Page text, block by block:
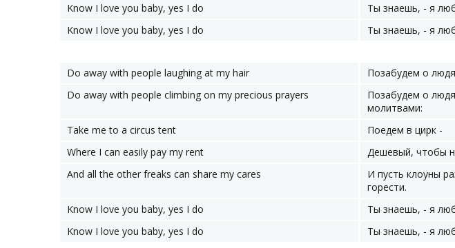
Know I love you baby, yes I do
Ты знаешь, - я
Know I love you baby, yes I do
Ты знаешь, - я
Do away with people laughing at my hair
Позабудем о
Do away with people climbing on my precious prayers
Позабудем о
молитвами:
Take me to a circus tent
Поедем в цирк -
Where I can easily pay my rent
Дешевый, чтобы
And all the other freaks can share my cares
И пусть клоуны
горести.
Know I love you baby, yes I do
Ты знаешь, - я
Know I love you baby, yes I do
Ты знаешь, - я